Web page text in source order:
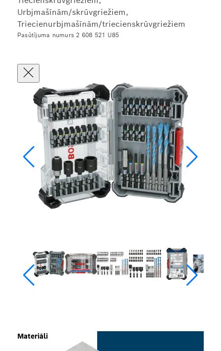
Urbjmašīnām/skrūvgriežiem,
Triecienurbjmašīnām/triecienskrūvgriežiem
Pasūtījuma numurs 2 608 521 U85
Materiāli